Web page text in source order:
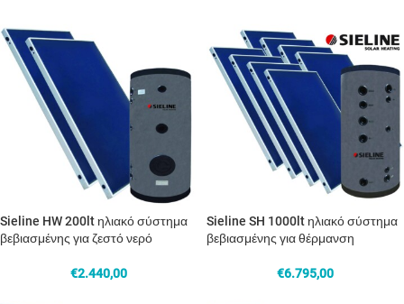
Sieline HW 200lt ηλιακό σύστημα
βεβιασμένης για ζεστό νερό
€2.440,00
Sieline SH 1000lt ηλιακό σύστημα
βεβιασμένης για θέρμανση
€6.795,00